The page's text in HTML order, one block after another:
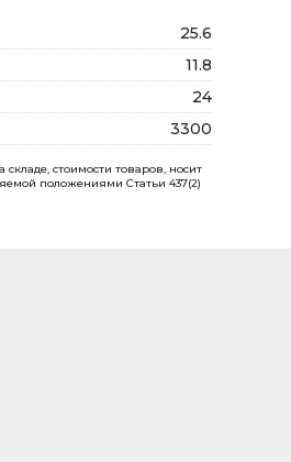
25.6
11.8
24
3300
стоимости товаров, носит
положениями Статьи 437(2)